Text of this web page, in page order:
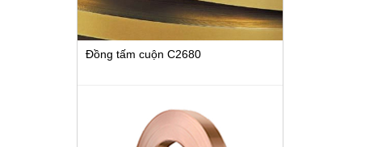
Đồng tấm cuộn C2680